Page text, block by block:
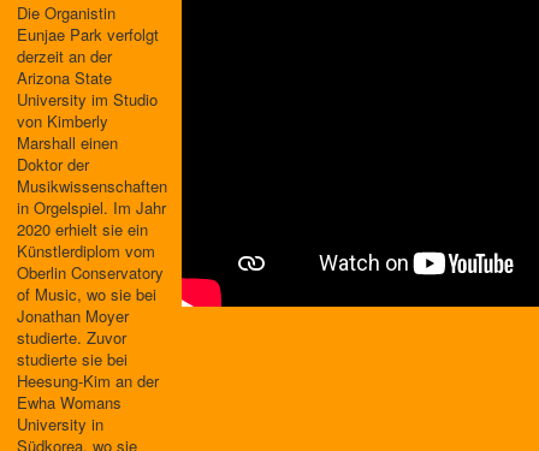
Die Organistin
Eunjae Park verfolgt
derzeit an der
Arizona State
University im Studio
von Kimberly
Marshall einen
Doktor der
Musikwissenschaften
in Orgelspiel. Im Jahr
2020 erhielt sie ein
Künstlerdiplom vom
Oberlin Conservatory
of Music, wo sie bei
Jonathan Moyer
studierte. Zuvor
studierte sie bei
Heesung-Kim an der
Ewha Womans
University in
Südkorea, wo sie